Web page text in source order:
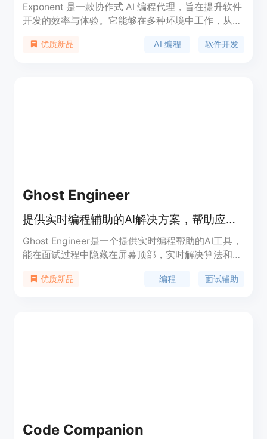
Exponent 是一款协作式 AI 编程代理，旨在提升软件
开发的效率与体验。它能够在多种环境中工作，从代
任务，极大地减少重复性工作，提升团队生产力。
优质新品 AI 编程 软件开发
Ghost Engineer
提供实时编程辅助的AI解决方案，帮助应对Leetcode风格的面试。
Ghost Engineer是一个提供实时编程帮助的AI工具，
能在面试过程中隐藏在屏幕顶部，实时解决算法和系
或反光干扰、支持多种编程语言等。
优质新品 编程 面试辅助
Code Companion